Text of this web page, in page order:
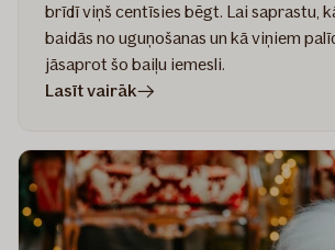
brīdī viņš centīsies bēgt. Lai saprastu,
baidās no uguņošanas un kā viņiem
jāsaprot šo baiļu iemesli.
Lasīt vairākrakstā
nepatīk
uguņošana?